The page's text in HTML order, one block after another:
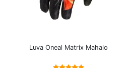
Luva Oneal Matrix Mahalo